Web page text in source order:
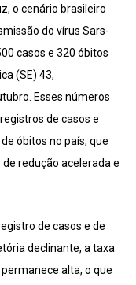
o cenário brasileiro
do vírus Sars-
casos e 320 óbitos
(SE) 43,
Esses números
de casos e
óbitos no país, que
redução acelerada e
de casos e de
declinante, a taxa
alta, o que